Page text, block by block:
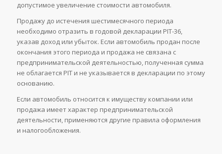
допустимое увеличение стоимости автомобиля.
Продажу до истечения шестимесячного периода
необходимо отразить в годовой декларации PIT-36,
указав доход или убыток. Если автомобиль продан после
окончания этого периода и продажа не связана с
предпринимательской деятельностью, полученная сумма
не облагается PIT и не указывается в декларации по этому
основанию.
Если автомобиль относится к имуществу компании или
продажа имеет характер предпринимательской
деятельности, применяются другие правила оформления
и налогообложения.